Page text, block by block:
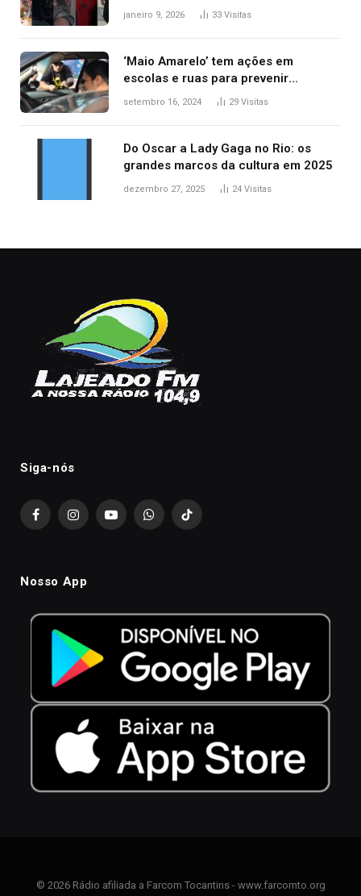
principais lançamentos do cinema
janeiro 9, 2026 33 Visitas
‘Maio Amarelo’ tem ações em
escolas e ruas para prevenir
acidentes no trânsito no AP
setembro 16, 2024 29 Visitas
Do Oscar a Lady Gaga no Rio: os
grandes marcos da cultura em 2025
dezembro 27, 2025 24 Visitas
Siga-nós
FacebookInstagramYouTubeWhatsAppTikTok
Nosso App
© 2026 Rádio afiliada a Farcom Tocantins - www.farcomto.org